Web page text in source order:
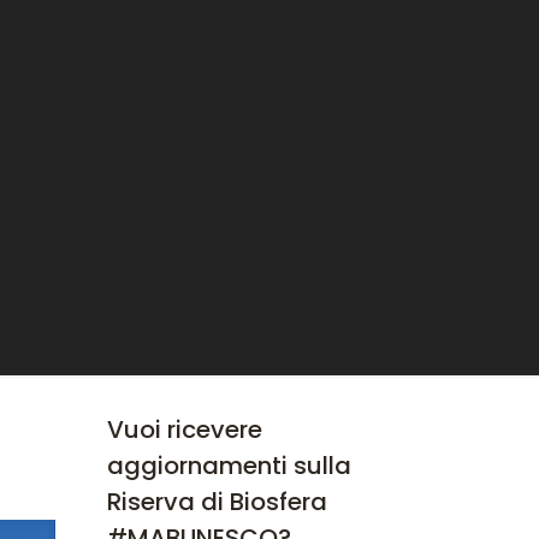
Vuoi ricevere
aggiornamenti sulla
Riserva di Biosfera